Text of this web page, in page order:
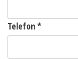
Telefon*